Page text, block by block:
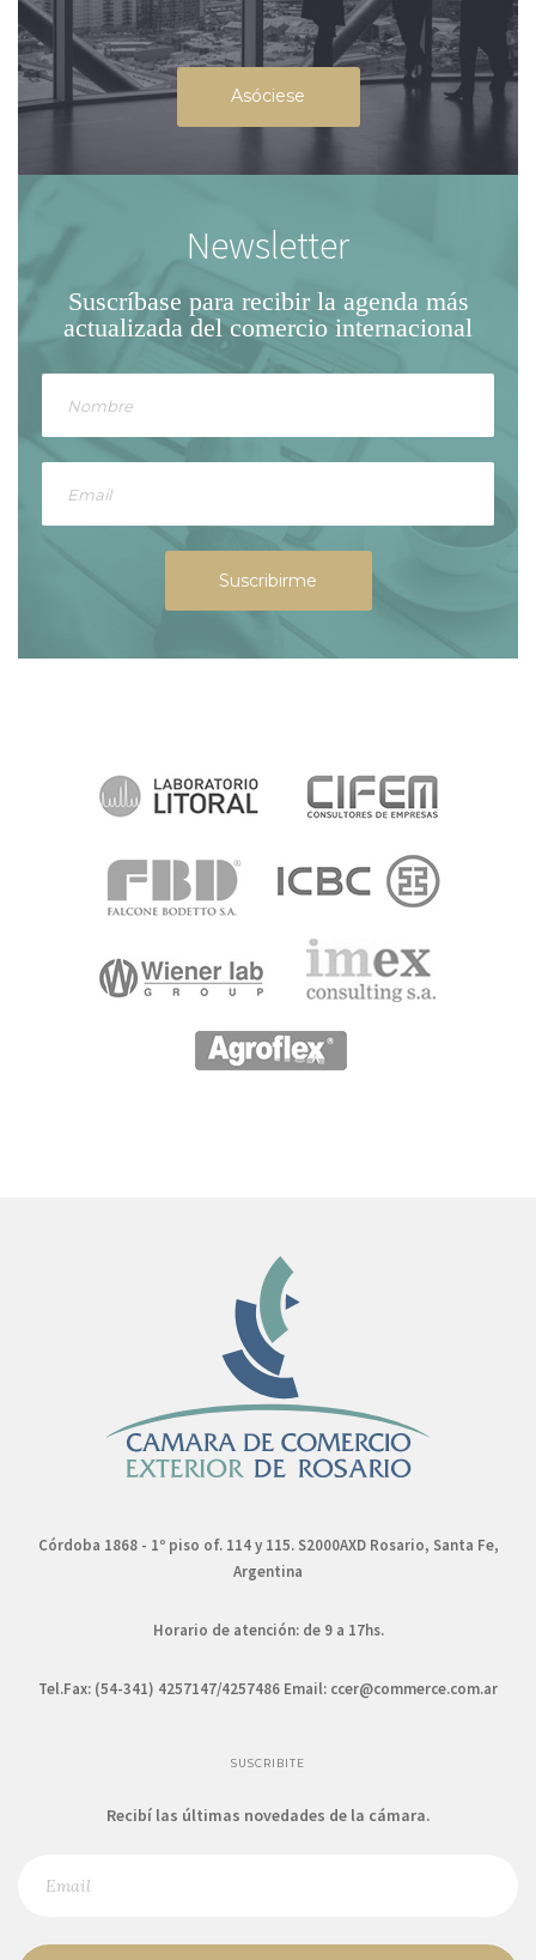
Asóciese
Newsletter
Suscríbase para recibir la agendamás
actualizada del comercio internacional
Suscribirme
Córdoba 1868 - 1º piso of. 114 y 115. S2000AXD Rosario, Santa Fe,
Argentina
Horario de atención: de 9 a 17hs.
Tel.Fax: (54-341) 4257147/4257486 Email: ccer@commerce.com.ar
SUSCRIBITE
Recibí las últimas novedades de la cámara.